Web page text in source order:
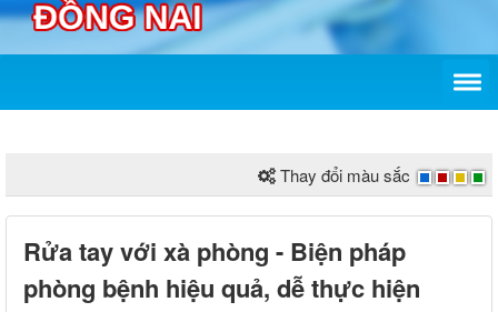
Thay đổi màu sắc
Rửa tay với xà phòng - Biện pháp
phòng bệnh hiệu quả, dễ thực hiện